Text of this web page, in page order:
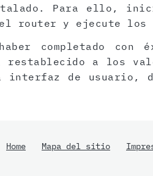
Para ello,
router y ejecute los
haber completado
restablecido a los
interfaz de usuario,
Home Mapa del sitio